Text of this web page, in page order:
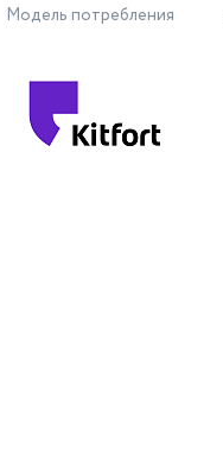
Модель потребления